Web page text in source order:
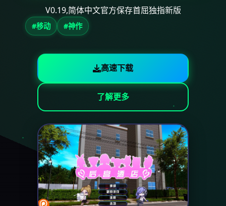
V0.19,简体中文官方保存首屈独指新版
#移动 #神作
高速下载
了解更多